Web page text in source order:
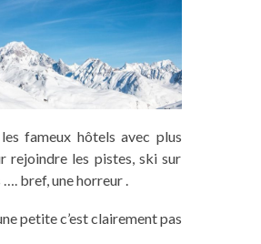
les fameux hôtels avec plus
rejoindre les pistes, ski sur
bref, une horreur .
petite c’est clairement pas